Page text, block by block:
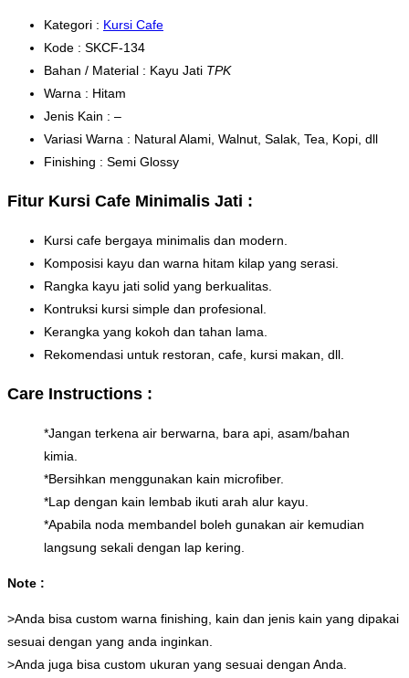
Kategori : Kursi Cafe
Kode : SKCF-134
Bahan / Material : Kayu Jati TPK
Warna : Hitam
Jenis Kain : –
Variasi Warna : Natural Alami, Walnut, Salak, Tea, Kopi, dll
Finishing : Semi Glossy
Fitur Kursi Cafe Minimalis Jati :
Kursi cafe bergaya minimalis dan modern.
Komposisi kayu dan warna hitam kilap yang serasi.
Rangka kayu jati solid yang berkualitas.
Kontruksi kursi simple dan profesional.
Kerangka yang kokoh dan tahan lama.
Rekomendasi untuk restoran, cafe, kursi makan, dll.
Care Instructions :
*Jangan terkena air berwarna, bara api, asam/bahan
kimia.
*Bersihkan menggunakan kain microfiber.
*Lap dengan kain lembab ikuti arah alur kayu.
*Apabila noda membandel boleh gunakan air kemudian
langsung sekali dengan lap kering.
Note :
>Anda bisa custom warna finishing, kain dan jenis kain yang dipakai
sesuai dengan yang anda inginkan.
>Anda juga bisa custom ukuran yang sesuai dengan Anda.